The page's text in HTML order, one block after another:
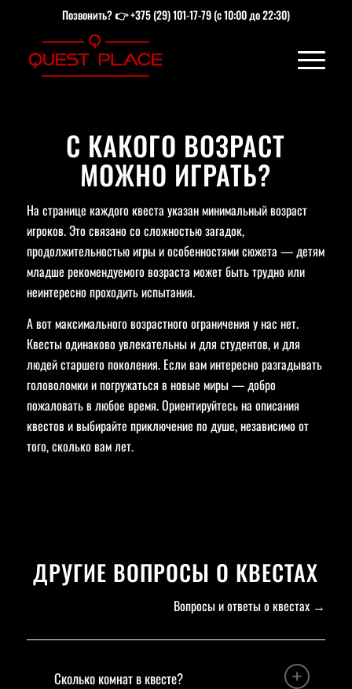
Позвонить? 👉+375 (29) 101-17-79(с 10:00 до 22:30)
С КАКОГО ВОЗРАСТ
МОЖНО ИГРАТЬ?
На странице каждого квеста указан минимальный возраст
игроков. Это связано со сложностью загадок,
продолжительностью игры и особенностями сюжета — детям
младше рекомендуемого возраста может быть трудно или
неинтересно проходить испытания.
А вот максимального возрастного ограничения у нас нет.
Квесты одинаково увлекательны и для студентов, и для
людей старшего поколения. Если вам интересно разгадывать
головоломки и погружаться в новые миры — добро
пожаловать в любое время. Ориентируйтесь на описания
квестов и выбирайте приключение по душе, независимо от
того, сколько вам лет.
ДРУГИЕ ВОПРОСЫ О КВЕСТАХ
Вопросы и ответы о квестах →
Сколько комнат в квесте?